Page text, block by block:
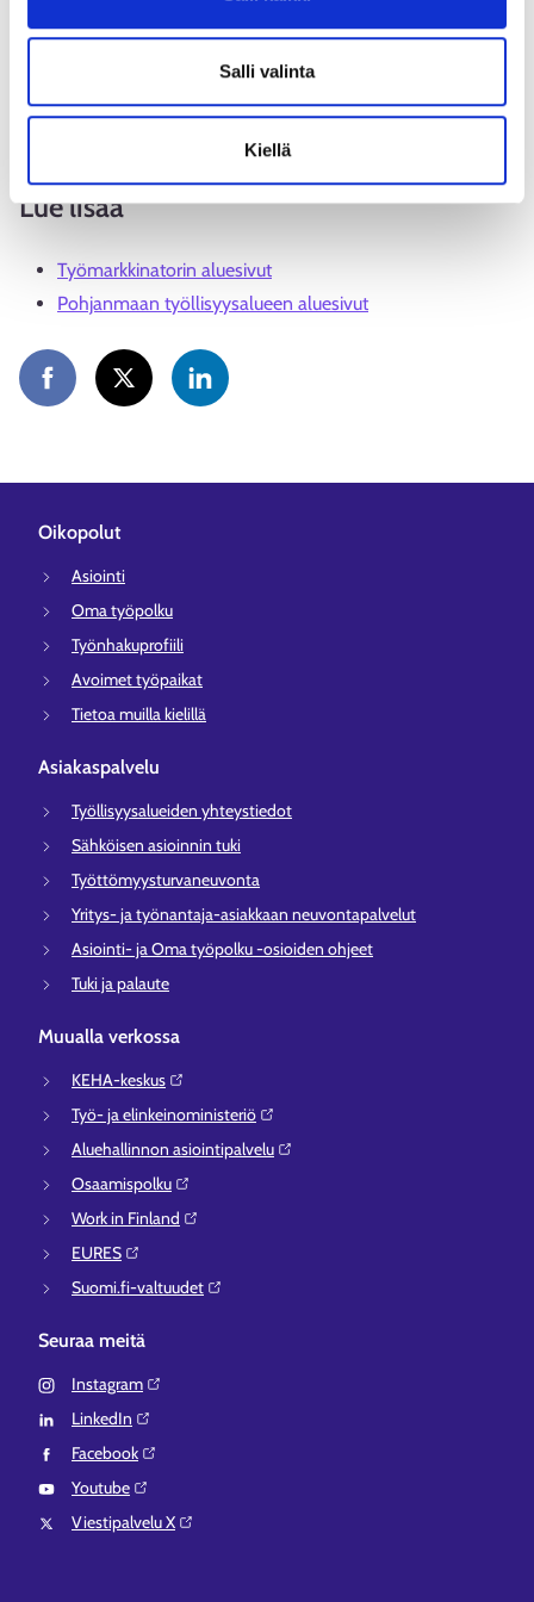
Salli valinta
Kiellä
Tämä haastattelu on osa Mitä kuuluu työllisyysalueelle? -
kertovat, miten työllisyyspalveluiden uudistus on kunnissa
Lue lisää
Työmarkkinatorin aluesivut
Pohjanmaan työllisyysalueen aluesivut
Oikopolut
Asiointi
Oma työpolku
Työnhakuprofiili
Avoimet työpaikat
Tietoa muilla kielillä
Asiakaspalvelu
Työllisyysalueiden yhteystiedot
Sähköisen asioinnin tuki
Työttömyysturvaneuvonta
Yritys- ja työnantaja-asiakkaan neuvontapalvelut
Asiointi- ja Oma työpolku -osioiden ohjeet
Tuki ja palaute
Muualla verkossa
KEHA-keskus⁠
Työ- ja elinkeinoministeriö⁠
Aluehallinnon asiointipalvelu⁠
Osaamispolku⁠
Work in Finland⁠
EURES⁠
Suomi.fi-valtuudet⁠
Seuraa meitä
Instagram⁠
LinkedIn⁠
Facebook⁠
Youtube⁠
Viestipalvelu X⁠